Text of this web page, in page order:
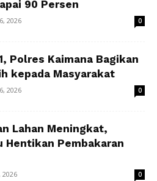
90 Persen
2026 0
Polres Kaimana Bagikan
kepada Masyarakat
2026 0
Lahan Meningkat,
Hentikan Pembakaran
2026 0